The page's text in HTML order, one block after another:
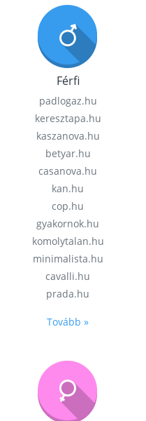
Férfi
padlogaz.hu
keresztapa.hu
kaszanova.hu
betyar.hu
casanova.hu
kan.hu
cop.hu
gyakornok.hu
komolytalan.hu
minimalista.hu
cavalli.hu
prada.hu
Tovább »